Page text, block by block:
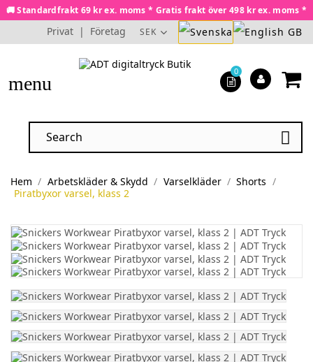
🚚 Standardfrakt 69 kr ex. moms * Gratis frakt över 498 kr ex. moms *
Privat | Företag SEK
menu

0
Hem Arbetskläder & Skydd Varselkläder
Shorts
Piratbyxor varsel, klass 2